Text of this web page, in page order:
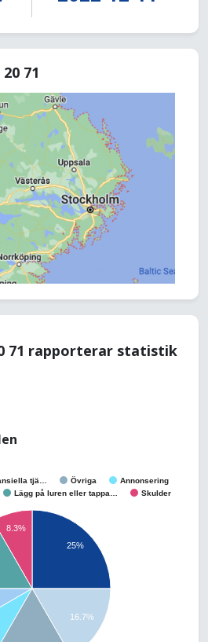
71
71 rapporterar statistik
tjä… Övriga
Annonsering
Lägg på luren eller tappa… Skulder
25%
16.7%
8.3%